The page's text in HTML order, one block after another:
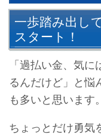
一歩踏み出し
スタート！
「過払い金、気に
るんだけど」と悩
も多いと思います。
ちょっとだけ勇気